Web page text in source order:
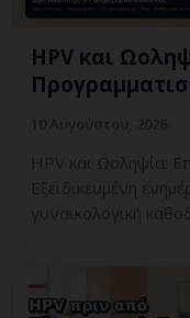
HPV και
HPV και Ωοληψία:
Εξειδικευμένη
γυναικολογική